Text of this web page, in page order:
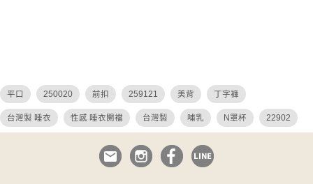
平口 250020 前扣 259121 美背 丁字褲
台灣製 睡衣 性感 睡衣開襠 台灣製 哺乳 N罩杯 22902
無痕 無與倫比 無鋼圈